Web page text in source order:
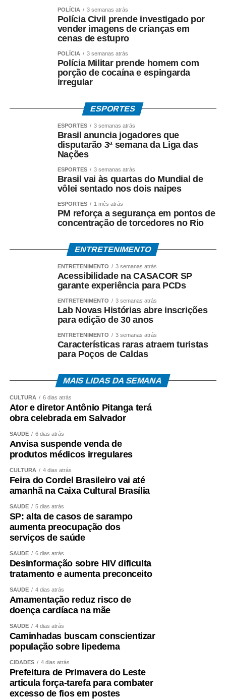
POLÍCIA 3 semanas atrás
Polícia Civil prende investigado por
vender imagens de crianças em
cenas de estupro
POLÍCIA 3 semanas atrás
Polícia Militar prende homem com
porção de cocaína e espingarda
irregular
ESPORTES
ESPORTES 3 semanas atrás
Brasil anuncia jogadores que
disputarão 3ª semana da Liga das
Nações
ESPORTES 3 semanas atrás
Brasil vai às quartas do Mundial de
vôlei sentado nos dois naipes
ESPORTES 1 mês atrás
PM reforça a segurança em pontos de
concentração de torcedores no Rio
ENTRETENIMENTO
ENTRETENIMENTO 3 semanas atrás
Acessibilidade na CASACOR SP
garante experiência para PCDs
ENTRETENIMENTO 3 semanas atrás
Lab Novas Histórias abre inscrições
para edição de 30 anos
ENTRETENIMENTO 3 semanas atrás
Características raras atraem turistas
para Poços de Caldas
MAIS LIDAS DA SEMANA
CULTURA 6 dias atrás
Ator e diretor Antônio Pitanga terá
obra celebrada em Salvador
SAÚDE 6 dias atrás
Anvisa suspende venda de
produtos médicos irregulares
CULTURA 4 dias atrás
Feira do Cordel Brasileiro vai até
amanhã na Caixa Cultural Brasília
SAÚDE 5 dias atrás
SP: alta de casos de sarampo
aumenta preocupação dos
serviços de saúde
SAÚDE 6 dias atrás
Desinformação sobre HIV dificulta
tratamento e aumenta preconceito
SAÚDE 4 dias atrás
Amamentação reduz risco de
doença cardíaca na mãe
SAÚDE 4 dias atrás
Caminhadas buscam conscientizar
população sobre lipedema
CIDADES 4 dias atrás
Prefeitura de Primavera do Leste
articula força-tarefa para combater
excesso de fios em postes